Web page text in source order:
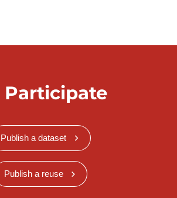
Participate
Publish a dataset
Publish a reuse